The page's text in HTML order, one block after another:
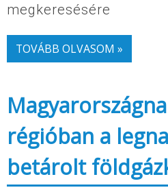
megkeresésére
TOVÁBB OLVASOM »
régióban a
betárolt